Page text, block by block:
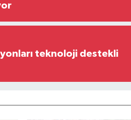
teknoloji destekli